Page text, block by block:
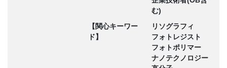
む)
【関心キーワー
ド】
リソグラフィ
フォトレジスト
フォトポリマー
ナノテクノロジー